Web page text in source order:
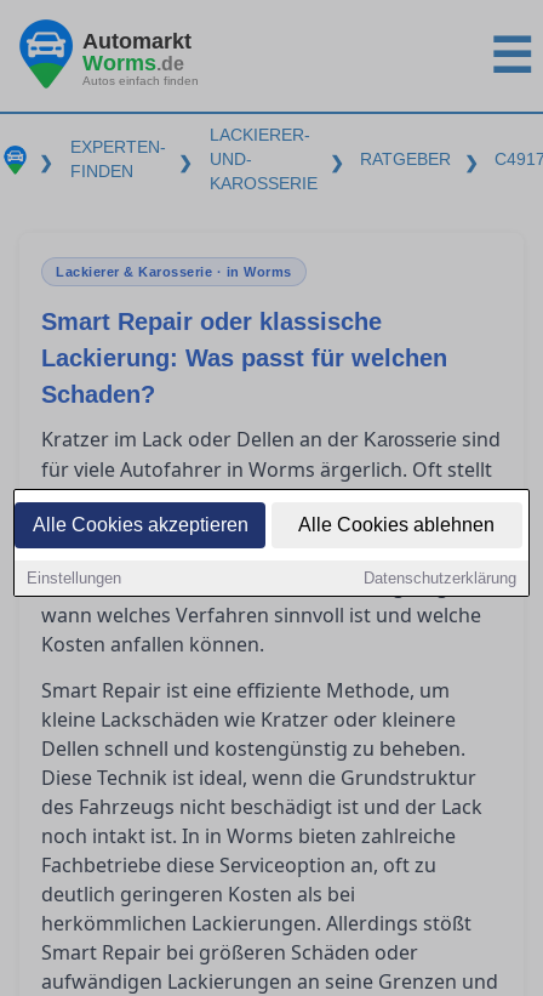
Alle Cookies akzeptieren Alle Cookies ablehnen
Einstellungen Datenschutzerklärung
Automarkt
Worms.de
Autos einfach finden ☰
❯
EXPERTEN-
FINDEN
❯
LACKIERER-
UND-
KAROSSERIE
❯ RATGEBER ❯
Lackierer & Karosserie · in Worms
Smart Repair oder klassische
Lackierung: Was passt für welchen
Schaden?
Kratzer im Lack oder Dellen an der Karosserie sind
für viele Autofahrer in Worms ärgerlich. Oft stellt
sich die Frage, ob Smart Repair ausreicht oder
eine klassische Lackierung nötig ist. In diesem
Ratgeber werden die Vor- und Nachteile beider
Methoden beleuchtet, um Orientierung zu geben,
wann welches Verfahren sinnvoll ist und welche
Kosten anfallen können.
Smart Repair ist eine effiziente Methode, um
kleine Lackschäden wie Kratzer oder kleinere
Dellen schnell und kostengünstig zu beheben.
Diese Technik ist ideal, wenn die Grundstruktur
des Fahrzeugs nicht beschädigt ist und der Lack
noch intakt ist. In in Worms bieten zahlreiche
Fachbetriebe diese Serviceoption an, oft zu
deutlich geringeren Kosten als bei
herkömmlichen Lackierungen. Allerdings stößt
Smart Repair bei größeren Schäden oder
aufwändigen Lackierungen an seine Grenzen und